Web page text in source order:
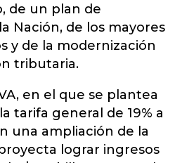
de un plan de
Nación, de los mayores
y de la modernización
tributaria.
en el que se plantea
tarifa general de 19% a
una ampliación de la
lograr ingresos